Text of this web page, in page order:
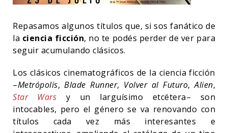
Repasamos algunos títulos que, si sos fanático de
la ciencia ficción, no te podés perder de ver para
seguir acumulando clásicos.
Los clásicos cinematográficos de la ciencia ficción
–Metrópolis,Blade Runner, Volver al Futuro,Alien,
Star Wars y un larguísimo etcétera– son
intocables, pero el género se va renovando con
títulos cada vez más interesantes e